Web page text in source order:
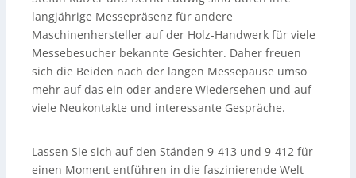
langjährige Messepräsenz für andere
Maschinenhersteller auf der Holz-Handwerk für viele
Messebesucher bekannte Gesichter. Daher freuen
sich die Beiden nach der langen Messepause umso
mehr auf das ein oder andere Wiedersehen und auf
viele Neukontakte und interessante Gespräche.
Lassen Sie sich auf den Ständen 9-413 und 9-412 für
einen Moment entführen in die faszinierende Welt